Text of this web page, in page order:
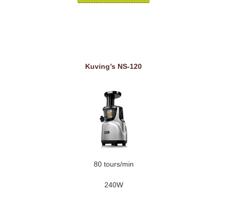
Kuving’s NS-120
80 tours/min
240W